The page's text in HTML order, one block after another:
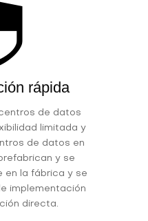
rápida
de datos
limitada y
de datos en
y se
en la fábrica y se
implementación
directa.